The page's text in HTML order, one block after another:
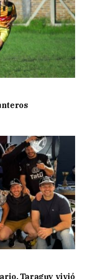
Taraguy vivió